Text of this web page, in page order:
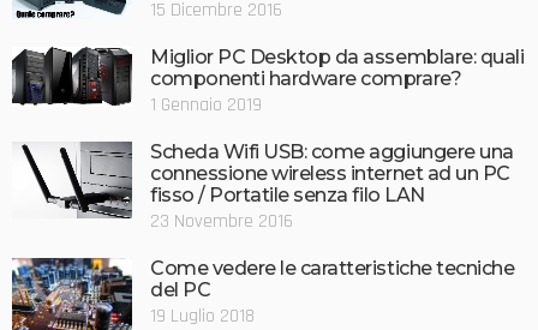
15 Dicembre 2016
Miglior PC Desktop da assemblare: quali
componenti hardware comprare?
1 Gennaio 2019
Scheda Wifi USB: come aggiungere una
connessione wireless internet ad un PC
fisso / Portatile senza filo LAN
23 Novembre 2016
Come vedere le caratteristiche tecniche
del PC
19 Luglio 2018